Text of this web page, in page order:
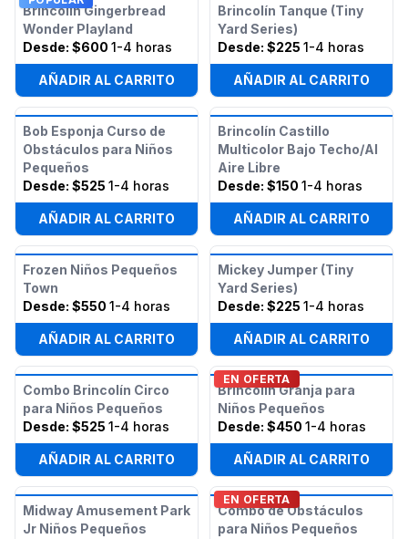
Brincolín Gingerbread
Wonder Playland
Desde: $600 1-4 horas
AÑADIR AL CARRITO
Brincolín Tanque (Tiny
Yard Series)
Desde: $225 1-4 horas
AÑADIR AL CARRITO
Bob Esponja Curso de
Obstáculos para Niños
Pequeños
Desde: $525 1-4 horas
AÑADIR AL CARRITO
Brincolín Castillo
Multicolor Bajo Techo/Al
Aire Libre
Desde: $150 1-4 horas
AÑADIR AL CARRITO
Frozen Niños Pequeños
Town
Desde: $550 1-4 horas
AÑADIR AL CARRITO
Mickey Jumper (Tiny
Yard Series)
Desde: $225 1-4 horas
AÑADIR AL CARRITO
Combo Brincolín Circo
para Niños Pequeños
Desde: $525 1-4 horas
AÑADIR AL CARRITO
EN OFERTA
Brincolín Granja para
Niños Pequeños
Desde: $450 1-4 horas
AÑADIR AL CARRITO
Midway Amusement Park
Jr Niños Pequeños
EN OFERTA
Combo de Obstáculos
para Niños Pequeños